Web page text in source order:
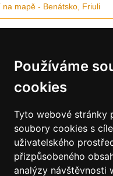
Používáme
cookies
Tyto webové stránky
soubory cookies s
uživatelského
přizpůsobeného
analýzy návštěvnosti
na mapě - Benátsko, Friuli
Jizerské
Široká nabídka přímých
tomto serveru